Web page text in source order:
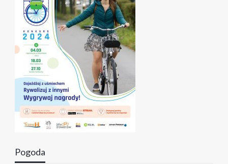
Pogoda